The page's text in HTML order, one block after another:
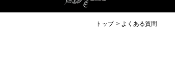
トップ よくある質問